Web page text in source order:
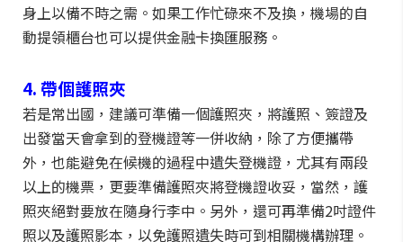
身上以備不時之需。如果工作忙碌來不及換，機場的自
動提領櫃台也可以提供金融卡換匯服務。
4. 帶個護照夾
若是常出國，建議可準備一個護照夾，將護照、簽證及
出發當天會拿到的登機證等一併收納，除了方便攜帶
外，也能避免在候機的過程中遺失登機證，尤其有兩段
以上的機票，更要準備護照夾將登機證收妥，當然，護
照夾絕對要放在隨身行李中。另外，還可再準備2吋證件
照以及護照影本，以免護照遺失時可到相關機構辦理。